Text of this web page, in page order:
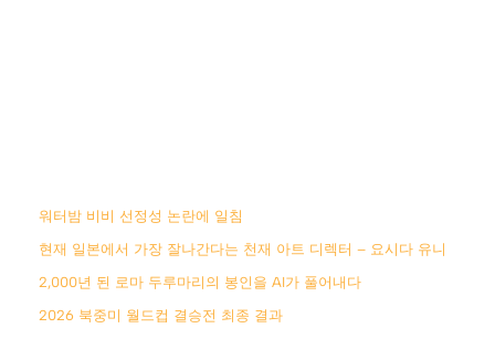
워터밤 비비 선정성 논란에 일침
현재 일본에서 가장 잘나간다는 천재 아트 디렉터 – 요시다 유니
2,000년 된 로마 두루마리의 봉인을 AI가 풀어내다
2026 북중미 월드컵 결승전 최종 결과